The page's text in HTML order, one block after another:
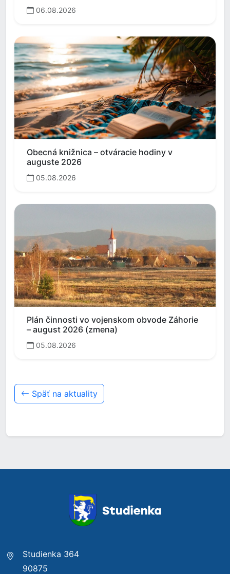
06.08.2026
Obecná knižnica – otváracie hodiny v
auguste 2026
05.08.2026
Plán činnosti vo vojenskom obvode Záhorie
– august 2026 (zmena)
05.08.2026
Späť na aktuality
Studienka 364
90875